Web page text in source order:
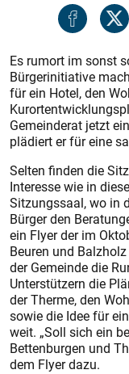
Es rumort im sonst
Bürgerinitiative
für ein Hotel, den
Gemeinderat jetzt
plädiert er für eine
Selten finden die
Interesse wie in
Sitzungssaal, wo in
Bürger den
ein Flyer der im
Beuren und
der Gemeinde die
Unterstützern die
der Therme, den
sowie die Idee für
weit. „Soll sich ein
Bettenburgen und
dem Flyer dazu.